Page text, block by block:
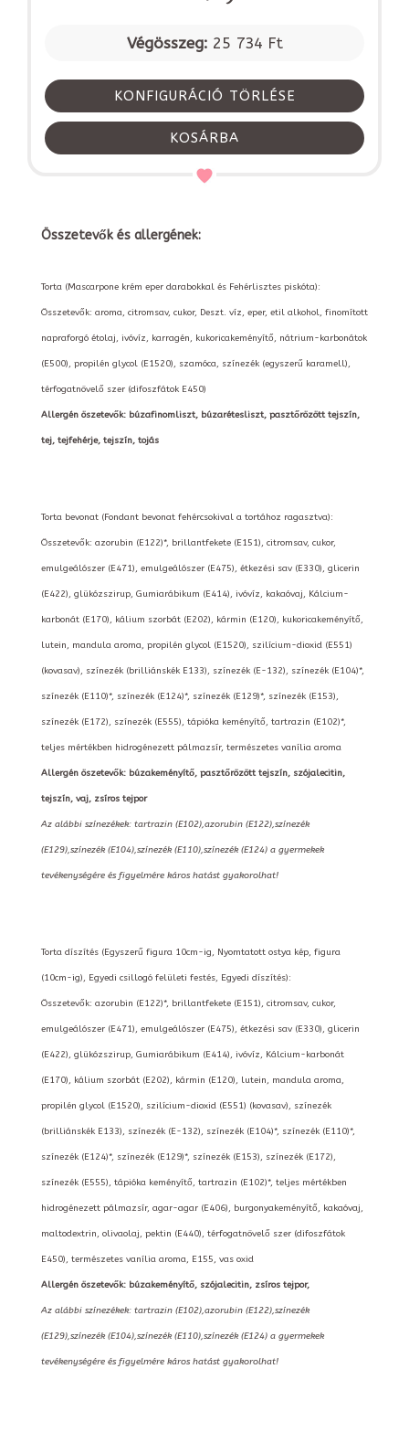
Végösszeg: 25 734 Ft
KONFIGURÁCIÓ TÖRLÉSE
KOSÁRBA
Összetevők és allergének:
Torta (Mascarpone krém eper darabokkal és Fehérlisztes piskóta):
Összetevők: aroma, citromsav, cukor, Deszt. víz, eper, etil alkohol, finomított
napraforgó étolaj, ivóvíz, karragén, kukoricakeményítő, nátrium-karbonátok
(E500), propilén glycol (E1520), szamóca, színezék (egyszerű karamell),
térfogatnövelő szer (difoszfátok E450)
Allergén öszetevők: búzafinomliszt, búzarétesliszt, pasztőrözött tejszín,
tej, tejfehérje, tejszín, tojás
Torta bevonat (Fondant bevonat fehércsokival a tortához ragasztva):
Összetevők: azorubin (E122)*, brillantfekete (E151), citromsav, cukor,
emulgeálószer (E471), emulgeálószer (E475), étkezési sav (E330), glicerin
(E422), glükózszirup, Gumiarábikum (E414), ivóvíz, kakaóvaj, Kálcium-
karbonát (E170), kálium szorbát (E202), kármin (E120), kukoricakeményítő,
lutein, mandula aroma, propilén glycol (E1520), szilícium-dioxid (E551)
(kovasav), színezék (brilliánskék E133), színezék (E-132), színezék (E104)*,
színezék (E110)*, színezék (E124)*, színezék (E129)*, színezék (E153),
színezék (E172), színezék (E555), tápióka keményítő, tartrazin (E102)*,
teljes mértékben hidrogénezett pálmazsír, természetes vanília aroma
Allergén öszetevők: búzakeményítő, pasztőrözött tejszín, szójalecitin,
tejszín, vaj, zsíros tejpor
Az alábbi színezékek: tartrazin (E102),azorubin (E122),színezék
(E129),színezék (E104),színezék (E110),színezék (E124) a gyermekek
tevékenységére és figyelmére káros hatást gyakorolhat!
Torta díszítés (Egyszerű figura 10cm-ig, Nyomtatott ostya kép, figura
(10cm-ig), Egyedi csillogó felületi festés, Egyedi díszítés):
Összetevők: azorubin (E122)*, brillantfekete (E151), citromsav, cukor,
emulgeálószer (E471), emulgeálószer (E475), étkezési sav (E330), glicerin
(E422), glükózszirup, Gumiarábikum (E414), ivóvíz, Kálcium-karbonát
(E170), kálium szorbát (E202), kármin (E120), lutein, mandula aroma,
propilén glycol (E1520), szilícium-dioxid (E551) (kovasav), színezék
(brilliánskék E133), színezék (E-132), színezék (E104)*, színezék (E110)*,
színezék (E124)*, színezék (E129)*, színezék (E153), színezék (E172),
színezék (E555), tápióka keményítő, tartrazin (E102)*, teljes mértékben
hidrogénezett pálmazsír, agar-agar (E406), burgonyakeményítő, kakaóvaj,
maltodextrin, olivaolaj, pektin (E440), térfogatnövelő szer (difoszfátok
E450), természetes vanília aroma, E155, vas oxid
Allergén öszetevők: búzakeményítő, szójalecitin, zsíros tejpor,
Az alábbi színezékek: tartrazin (E102),azorubin (E122),színezék
(E129),színezék (E104),színezék (E110),színezék (E124) a gyermekek
tevékenységére és figyelmére káros hatást gyakorolhat!